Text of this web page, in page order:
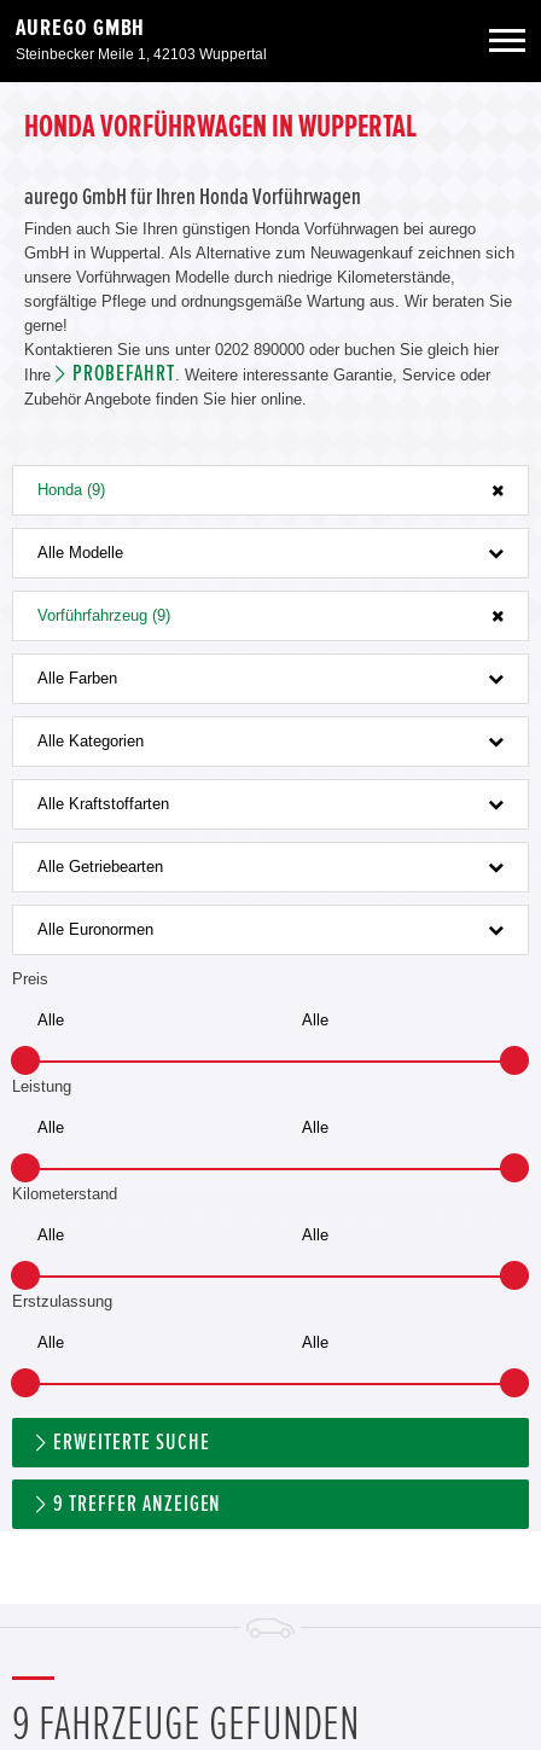
AUREGO GMBH
Steinbecker Meile 1, 42103 Wuppertal
Neuwagen
Gebrauchtwagen
Angebote
Service & Zubehör
Unser Autohaus
HONDA VORFÜHRWAGEN IN WUPPERTAL
aurego GmbH für Ihren Honda Vorführwagen
Finden auch Sie Ihren günstigen Honda Vorführwagen bei aurego
GmbH in Wuppertal. Als Alternative zum Neuwagenkauf zeichnen sich
unsere Vorführwagen Modelle durch niedrige Kilometerstände,
sorgfältige Pflege und ordnungsgemäße Wartung aus. Wir beraten Sie
gerne!
Kontaktieren Sie uns unter 0202 890000 oder buchen Sie gleich hier
Ihre
PROBEFAHRT . Weitere interessante Garantie, Service oder
Zubehör Angebote finden Sie hier online.
Honda (9)
Alle Modelle
Vorführfahrzeug (9)
Alle Farben
Alle Kategorien
Alle Kraftstoffarten
Alle Getriebearten
Alle Euronormen
Preis
Leistung
Kilometerstand
Erstzulassung
ERWEITERTE SUCHE
9 TREFFER ANZEIGEN
9 FAHRZEUGE GEFUNDEN